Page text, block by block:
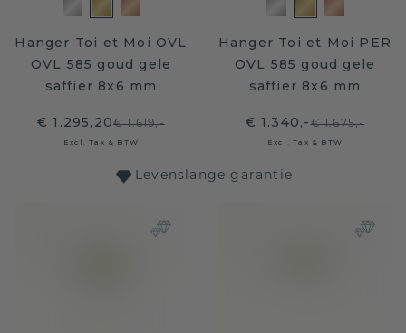
Hanger Toi et Moi OVL
OVL 585 goud gele
saffier 8x6 mm
€ 1.295,20€ 1.619,-
Excl. Tax & BTW
Hanger Toi et Moi PER
OVL 585 goud gele
saffier 8x6 mm
€ 1.340,-€ 1.675,-
Excl. Tax & BTW
Levenslange garantie